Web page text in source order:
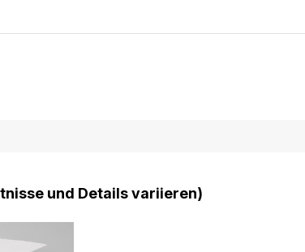
und Details variieren)